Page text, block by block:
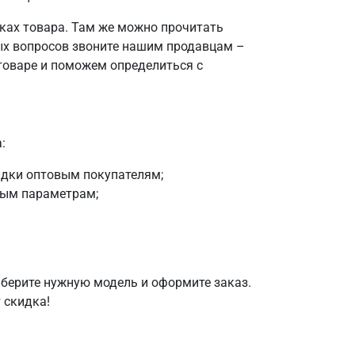
товара. Там же можно прочитать
вопросов звоните нашим продавцам –
и поможем определиться с
оптовым покупателям;
параметрам;
нужную модель и оформите заказ.